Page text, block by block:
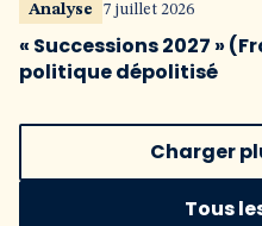
Analyse 7 juillet 2026
« Successions 2027 »
politique dépolitisé
Charger
Tous